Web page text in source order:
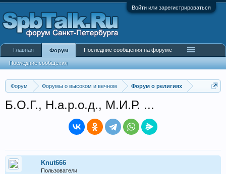
Войти или зарегистрироваться
Форум Форумы о высоком и вечном Форум о религиях
Б.О.Г., Н.а.р.о.д., М.И.Р. ...
Knut666
Пользователи
Главная Форум
Последние сообщения
Последние сообщения на форуме